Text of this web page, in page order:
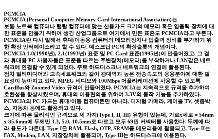
PCMCIA
PCMCIA (Personal Computer Memory Card International Association)는
보통 노트북 컴퓨터나 랩탑 컴퓨터에 맞는 신용카드 크기의 메모리 혹은 입출력 장치에 대
한 표준을 만들기 위하여 생긴 산업그룹으로 여기에서 만든 표준도 PCMCIA라고 부른다.
PCMCIA란 다시 말해서 휴대/이동용 컴퓨터의 메모리장치나 입출력 장비를 부가하기 위
한 확장 인터페이스라고 할 수 있다. 데스크탑 PC의 확장슬롯의 개념이다.
PCMCIA 1.0(1990년), 2.1(1993년) 표준 및 PC Card 표준(1995년)이 만들어졌고, 그 결
과 휴대용 PC 사용자들은 표준을 따르는 주변장치(메모리)를 부착하거나 LAN같은 네트
워크에 연결할 수 있게 되었다. 주로 하드디스크나 네트워크의 연결에 활용된다.
점차 멀티미디어와 고속네트워크와 같이 광대역과 높은 전송속도의 응용분야에 대한 필
요성이 높아지고 있다. MPEG 비디오와 100Mbps 어플리케이션에 사용할 수 있도록
CardBus와 Zoomed Video 규격이 만들어졌다. PCMCIA는 지속적으로 규격을 추가하여
호환성을 향상시켰으며, 휴대의 이용편의를 위하여 3.3V의 동작 기능을 추가하였다.
PCMCIA의 PC 카드는 휴대/이동 컴퓨터뿐만 아니라, 디지털 카메라, 케이블 TV, 셋톱박
스, 자동차 등에도 활용되고 있다.
크기에 따른 물리적인 규격으로 세 가지(Type I, II, III) 유형이 있는데, 가로x세로 = 54mm
x 85.6mm에 두께만 3.3, 5.0, 10.5mm로 다르고 모두 69핀 커넥터를 사용한다. 두께에 따
라 용도가 다른데, Type I은 RAM, Flash, OTP, SRAM등 메모리용에 활용되고, Type II는
FAX, Modem, LAN, 저장장치에 활용되며, Type III는 하드디스크에 이용된다.